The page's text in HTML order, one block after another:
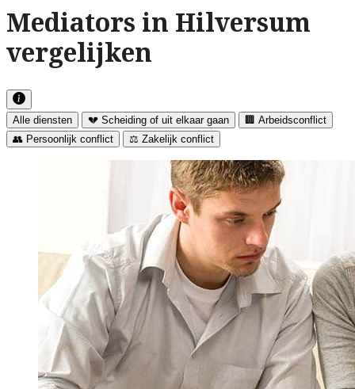
Mediators in Hilversum
vergelijken
Alle diensten 💔 Scheiding of uit elkaar gaan
🏢 Arbeidsconflict
👥 Persoonlijk conflict
⚖️ Zakelijk conflict